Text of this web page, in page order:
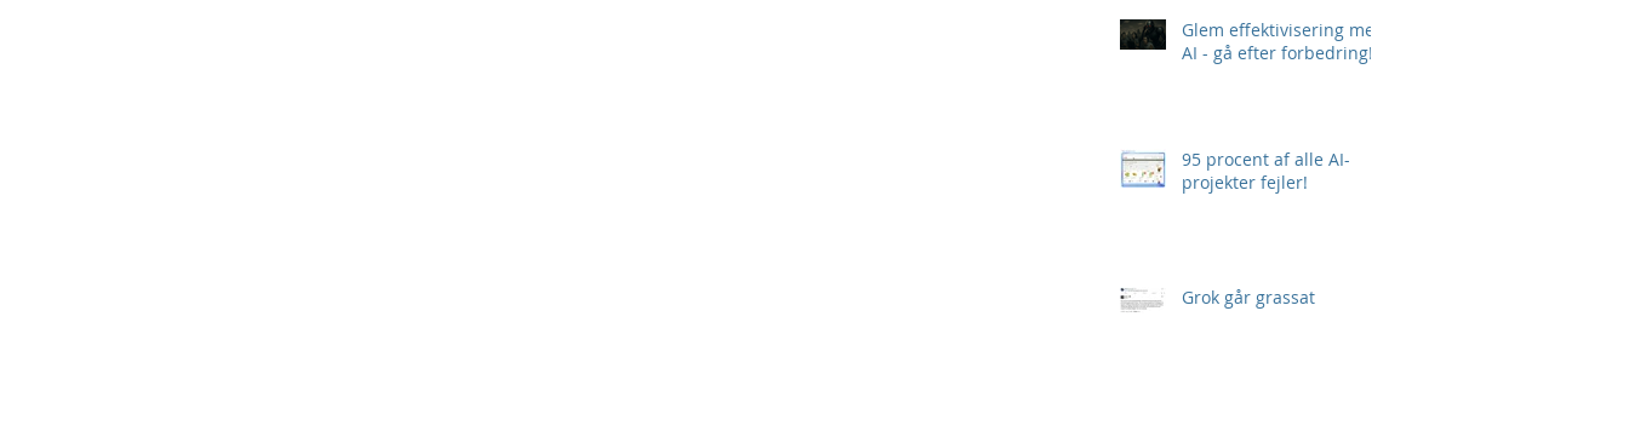
Glem effektivisering med
AI - gå efter forbedring!
95 procent af alle AI-
projekter fejler!
Grok går grassat